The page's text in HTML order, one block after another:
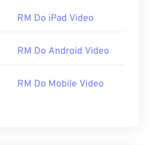
RM Do iPad Video
RM Do Android Video
RM Do Mobile Video